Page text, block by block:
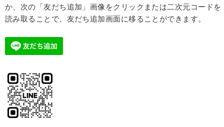
か、次の「友だち追加」画像をクリックまたは二次元コードを
読み取ることで、友だち追加画面に移ることができます。